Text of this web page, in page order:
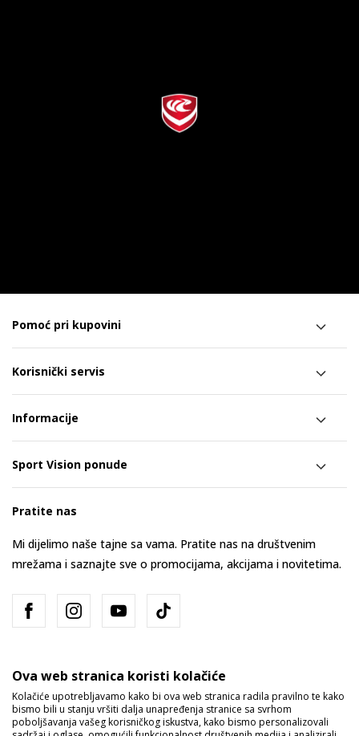
Pomoć pri kupovini
Korisnički servis
Informacije
Sport Vision ponude
Pratite nas
Mi dijelimo naše tajne sa vama. Pratite nas na društvenim
mrežama i saznajte sve o promocijama, akcijama i novitetima.
Bosna i Hercegovina Promijenite
Ova web stranica koristi kolačiće
Kolačiće upotrebljavamo kako bi ova web stranica radila pravilno te kako
bismo bili u stanju vršiti dalja unapređenja stranice sa svrhom
poboljšavanja vašeg korisničkog iskustva, kako bismo personalizovali